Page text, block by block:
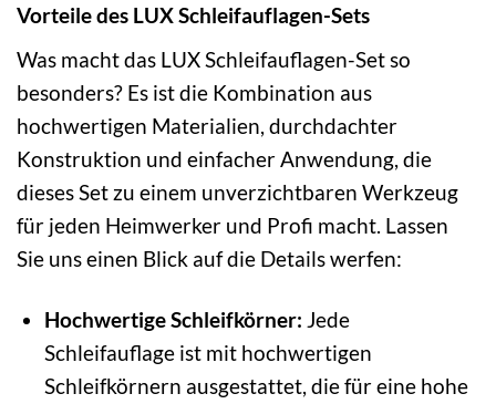
Vorteile des LUX Schleifauflagen-Sets
Was macht das LUX Schleifauflagen-Set so
besonders? Es ist die Kombination aus
hochwertigen Materialien, durchdachter
Konstruktion und einfacher Anwendung, die
dieses Set zu einem unverzichtbaren Werkzeug
für jeden Heimwerker und Profi macht. Lassen
Sie uns einen Blick auf die Details werfen:
Hochwertige Schleifkörner: Jede
Schleifauflage ist mit hochwertigen
Schleifkörnern ausgestattet, die für eine hohe